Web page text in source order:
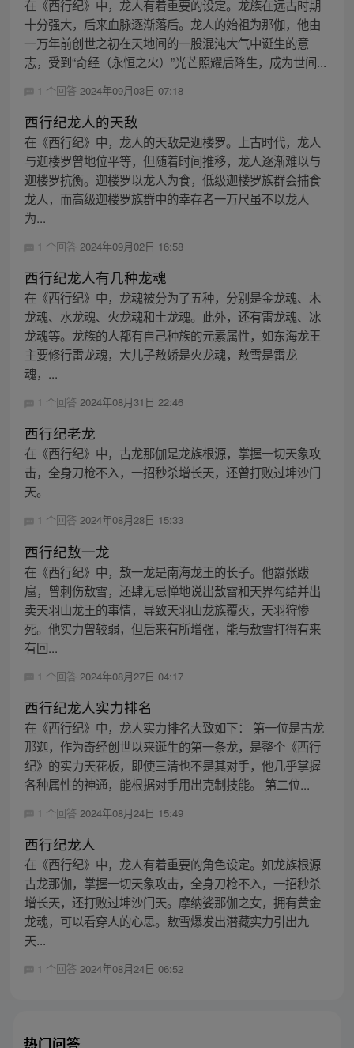
在《西行纪》中，龙人有着重要的设定。龙族在远古时期
十分强大，后来血脉逐渐落后。龙人的始祖为那伽，他由
一万年前创世之初在天地间的一股混沌大气中诞生的意
志，受到“奇经（永恒之火）”光芒照耀后降生，成为世间...
1 个回答 2024年09月03日 07:18
西行纪龙人的天敌
在《西行纪》中，龙人的天敌是迦楼罗。上古时代，龙人
与迦楼罗曾地位平等，但随着时间推移，龙人逐渐难以与
迦楼罗抗衡。迦楼罗以龙人为食，低级迦楼罗族群会捕食
龙人，而高级迦楼罗族群中的幸存者一万尺虽不以龙人
为...
1 个回答 2024年09月02日 16:58
西行纪龙人有几种龙魂
在《西行纪》中，龙魂被分为了五种，分别是金龙魂、木
龙魂、水龙魂、火龙魂和土龙魂。此外，还有雷龙魂、冰
龙魂等。龙族的人都有自己种族的元素属性，如东海龙王
主要修行雷龙魂，大儿子敖娇是火龙魂，敖雪是雷龙
魂，...
1 个回答 2024年08月31日 22:46
西行纪老龙
在《西行纪》中，古龙那伽是龙族根源，掌握一切天象攻
击，全身刀枪不入，一招秒杀增长天，还曾打败过坤沙门
天。
1 个回答 2024年08月28日 15:33
西行纪敖一龙
在《西行纪》中，敖一龙是南海龙王的长子。他嚣张跋
扈，曾刺伤敖雪，还肆无忌惮地说出敖雷和天界勾结并出
卖天羽山龙王的事情，导致天羽山龙族覆灭，天羽狩惨
死。他实力曾较弱，但后来有所增强，能与敖雪打得有来
有回...
1 个回答 2024年08月27日 04:17
西行纪龙人实力排名
在《西行纪》中，龙人实力排名大致如下： 第一位是古龙
那迦，作为奇经创世以来诞生的第一条龙，是整个《西行
纪》的实力天花板，即使三清也不是其对手，他几乎掌握
各种属性的神通，能根据对手用出克制技能。 第二位...
1 个回答 2024年08月24日 15:49
西行纪龙人
在《西行纪》中，龙人有着重要的角色设定。如龙族根源
古龙那伽，掌握一切天象攻击，全身刀枪不入，一招秒杀
增长天，还打败过坤沙门天。摩纳娑那伽之女，拥有黄金
龙魂，可以看穿人的心思。敖雪爆发出潜藏实力引出九
天...
1 个回答 2024年08月24日 06:52
热门问答